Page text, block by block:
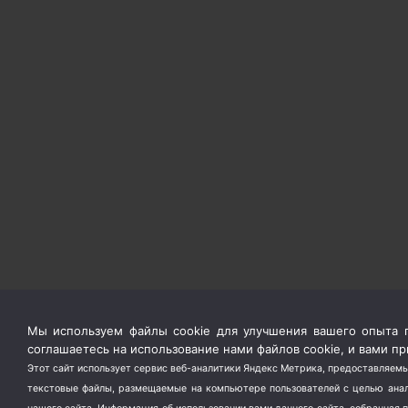
Мы используем файлы cookie для улучшения вашего опыта
соглашаетесь на использование нами файлов cookie, и вами
Этот сайт использует сервис веб-аналитики Яндекс Метрика,
текстовые файлы, размещаемые на компьютере пользователей с целью